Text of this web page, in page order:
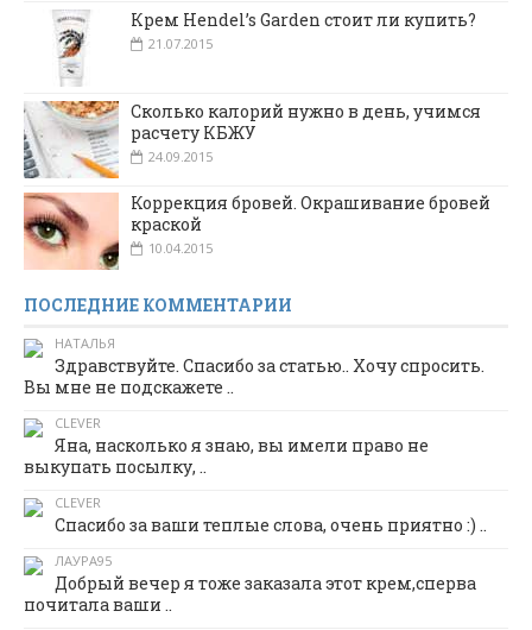
Крем Hendel’s Garden стоит ли купить?
21.07.2015
Сколько калорий нужно в день, учимся
расчету КБЖУ
24.09.2015
Коррекция бровей. Окрашивание бровей
краской
10.04.2015
ПОСЛЕДНИЕ КОММЕНТАРИИ
НАТАЛЬЯ
Здравствуйте. Спасибо за статью.. Хочу спросить.
Вы мне не подскажете ..
CLEVER
Яна, насколько я знаю, вы имели право не
выкупать посылку, ..
CLEVER
Спасибо за ваши теплые слова, очень приятно :) ..
ЛАУРА95
Добрый вечер я тоже заказала этот крем,сперва
почитала ваши ..